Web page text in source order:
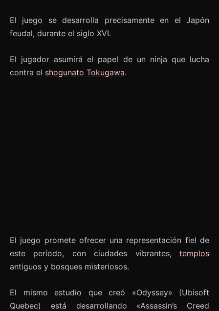
El juego se desarrolla precisamente en el Japón
feudal, durante el siglo XVI.
El jugador asumirá el papel de un ninja que lucha
contra el shogunato Tokugawa.
El juego promete ofrecer una representación fiel de
este período, con ciudades vibrantes, templos
antiguos y bosques misteriosos.
El mismo estudio que creó «Odyssey» (Ubisoft
Quebec) está desarrollando «Assassin’s Creed